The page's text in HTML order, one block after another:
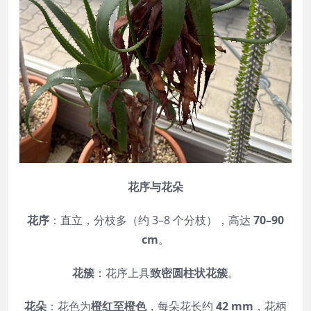
花序与花朵
花序 ：直立，分枝多（约 3–8 个分枝），高达 70–90
cm。
花簇 ：花序上具致密圆柱状花簇。
花朵 ：花色为橙红至橙色，每朵花长约 42 mm ，花柄